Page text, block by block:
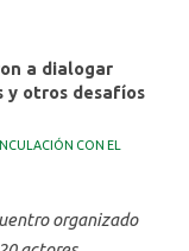
a dialogar
y otros desafíos
CON EL
organizado